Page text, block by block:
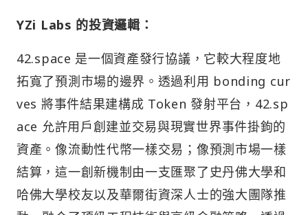
YZi Labs 的投資邏輯：
42.space 是一個資產發行協議，它較大程度地
拓寬了預測市場的邊界。透過利用 bonding cur
ves 將事件結果建構成 Token 發射平台，42.sp
ace 允許用戶創建並交易與現實世界事件掛鉤的
資產。像流動性代幣一樣交易；像預測市場一樣
結算，這一創新機制由一支匯聚了史丹佛大學和
哈佛大學校友以及華爾街資深人士的強大團隊推